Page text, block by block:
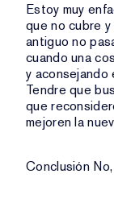
Estoy muy
que no cubre
antiguo no
cuando una
y aconsejando
Tendre que
que
mejoren la
Conclusión